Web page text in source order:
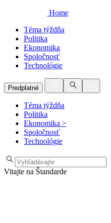
Home
Téma týždňa
Politika
Ekonomika
Spoločnosť
Technológie
Predplatné
Téma týždňa
Politika
Ekonomika >
Spoločnosť
Technológie
Vitajte na Štandarde